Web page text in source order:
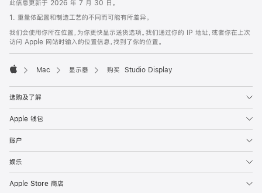
此信息更新于 2026 年 7 月 30 日。
1. 重量依配置和制造工艺的不同而可能有所差异。
我们会使用你所在位置，为你更快显示送货选项。我们通过你的 IP 地址，或者你在上次
访问 Apple 网站时输入的位置信息，找到了你的位置。
Mac 显示器 购买 Studio Display
选购及了解
Apple 钱包
账户
娱乐
Apple Store 商店